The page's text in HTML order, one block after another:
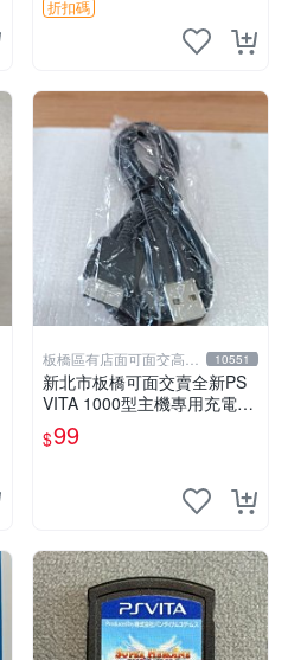
折扣碼
板橋區有店面可面交高價
回收電玩
10551
新北市板橋可面交賣全新PS
VITA 1000型主機專用充電
線....超便宜只賣99元
$99